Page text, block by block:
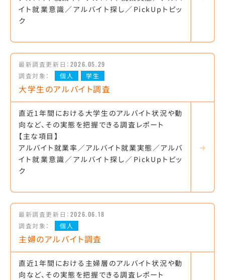
イト就業意識／アルバイト探し／PickUpトピッ
ク
最新調査更新日： 2026.05.29
調査対象：
個人 学生
大学生のアルバイト調査
直近1年間における大学生のアルバイト状況や動
向など、その実態を把握できる調査レポート
【主な項目】
アルバイト就業率／アルバイト就業実態／アルバ
イト就業意識／アルバイト探し／PickUpトピッ
ク
最新調査更新日： 2026.06.18
調査対象：
個人
主婦のアルバイト調査
直近1年間における主婦層のアルバイト状況や動
向など、その実態を把握できる調査レポート